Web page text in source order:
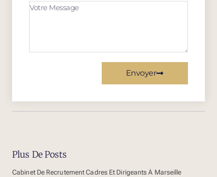
Envoyer
Plus De Posts
Cabinet De Recrutement Cadres Et Dirigeants À Marseille